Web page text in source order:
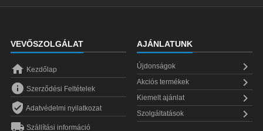
VEVŐSZOLGÁLAT
 Kezdőlap
 Szerződési Feltételek
 Adatvédelmi nyilatkozat
 Szállítási információ
AJÁNLATUNK
Újdonságok 
Akciós termékek 
Kiemelt ajánlat 
Szolgáltatások 